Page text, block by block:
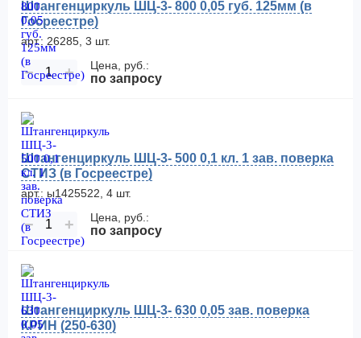
Штангенциркуль ШЦ-3- 800 0,05 губ. 125мм (в
Госреестре)
арт.: 26285, 3 шт.
− + Цена, руб.:
по запросу
Штангенциркуль ШЦ-3- 500 0,1 кл. 1 зав. поверка
СТИЗ (в Госреестре)
арт.: ы1425522, 4 шт.
− + Цена, руб.:
по запросу
Штангенциркуль ШЦ-3- 630 0,05 зав. поверка
КРИН (250-630)